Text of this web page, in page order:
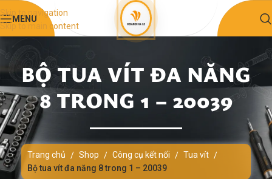
Skip to navigation
Skip to main content
MENU
BỘ TUA VÍT ĐA NĂNG
8 TRONG 1 – 20039
Trang chủ / Shop / Công cụ kết nối / Tua vít /
Bộ tua vít đa năng 8 trong 1 – 20039